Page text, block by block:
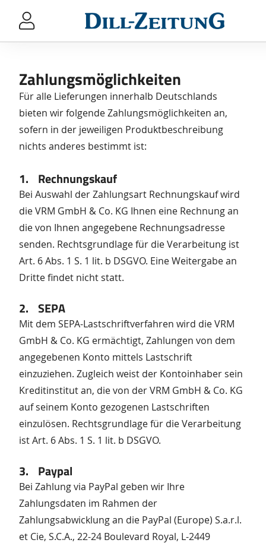
Navigation
zu:
Header
Inhalt
Footer
Zahlungsmöglichkeiten
Für alle Lieferungen innerhalb Deutschlands
bieten wir folgende Zahlungsmöglichkeiten an,
sofern in der jeweiligen Produktbeschreibung
nichts anderes bestimmt ist:
1. Rechnungskauf
Bei Auswahl der Zahlungsart Rechnungskauf wird
die VRM GmbH & Co. KG Ihnen eine Rechnung an
die von Ihnen angegebene Rechnungsadresse
senden. Rechtsgrundlage für die Verarbeitung ist
Art. 6 Abs. 1 S. 1 lit. b DSGVO. Eine Weitergabe an
Dritte findet nicht statt.
2. SEPA
Mit dem SEPA-Lastschriftverfahren wird die VRM
GmbH & Co. KG ermächtigt, Zahlungen von dem
angegebenen Konto mittels Lastschrift
einzuziehen. Zugleich weist der Kontoinhaber sein
Kreditinstitut an, die von der VRM GmbH & Co. KG
auf seinem Konto gezogenen Lastschriften
einzulösen. Rechtsgrundlage für die Verarbeitung
ist Art. 6 Abs. 1 S. 1 lit. b DSGVO.
3. Paypal
Bei Zahlung via PayPal geben wir Ihre
Zahlungsdaten im Rahmen der
Zahlungsabwicklung an die PayPal (Europe) S.a.r.l.
et Cie, S.C.A., 22-24 Boulevard Royal, L-2449